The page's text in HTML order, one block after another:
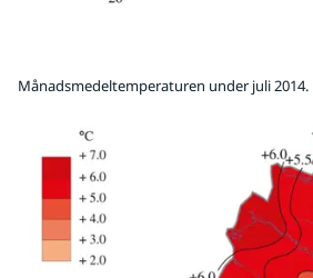
Månadsmedeltemperaturen under juli 2014.